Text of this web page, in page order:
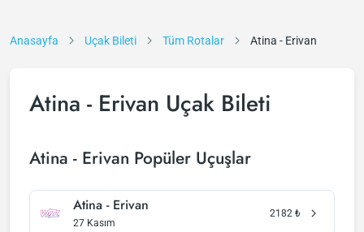
Anasayfa Uçak Bileti Tüm Rotalar Atina - Erivan
Atina - Erivan Uçak Bileti
Atina - Erivan Popüler Uçuşlar
Atina - Erivan
27 Kasım
2182 ₺